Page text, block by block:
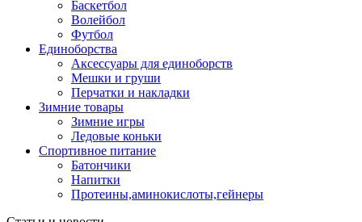
Баскетбол
Волейбол
Футбол
Единоборства
Аксессуары для единоборств
Мешки и груши
Перчатки и накладки
Зимние товары
Зимние игры
Ледовые коньки
Спортивное питание
Батончики
Напитки
Протеины,аминокислоты,гейнеры